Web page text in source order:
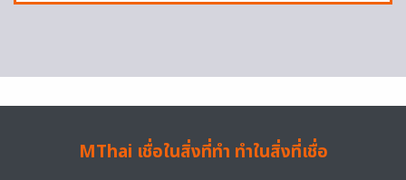
MThai เชื่อในสิ่งที่ทำ ทำในสิ่งที่เชื่อ